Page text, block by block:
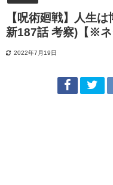
【呪術廻戦】人生
新187話 考察)【※ネ
2022年7月19日